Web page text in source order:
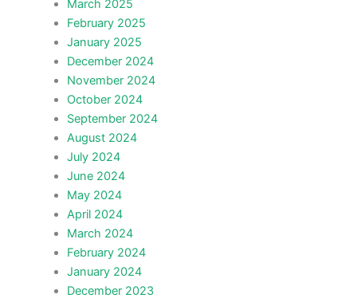
March 2025
February 2025
January 2025
December 2024
November 2024
October 2024
September 2024
August 2024
July 2024
June 2024
May 2024
April 2024
March 2024
February 2024
January 2024
December 2023